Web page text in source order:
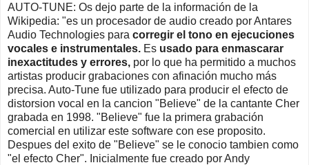
AUTO-TUNE: Os dejo parte de la información de la
Wikipedia: "es un procesador de audio creado por Antares
Audio Technologies para corregir el tono en ejecuciones
vocales e instrumentales. Es usado para enmascarar
inexactitudes y errores, por lo que ha permitido a muchos
artistas producir grabaciones con afinación mucho más
precisa. Auto-Tune fue utilizado para producir el efecto de
distorsion vocal en la cancion "Believe" de la cantante Cher
grabada en 1998. "Believe" fue la primera grabación
comercial en utilizar este software con ese proposito.
Despues del exito de "Believe" se le conocio tambien como
"el efecto Cher". Inicialmente fue creado por Andy